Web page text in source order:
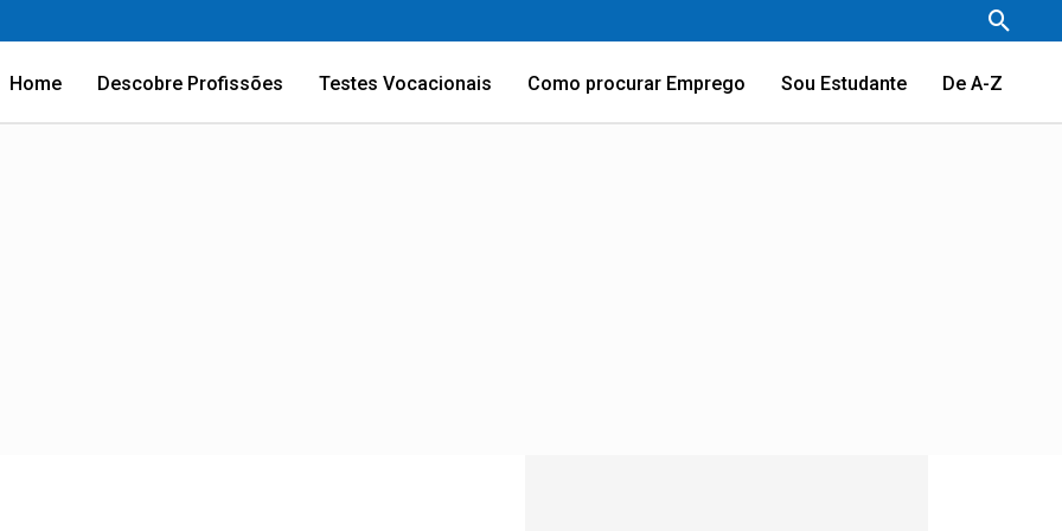
Home Descobre Profissões Testes Vocacionais Como procurar Emprego Sou Estudante De A-Z